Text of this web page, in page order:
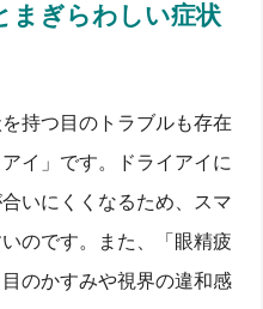
まぎらわしい症状
持つ目のトラブルも存在
イ」です。ドライアイに
いにくくなるため、スマ
のです。また、「眼精疲
のかすみや視界の違和感